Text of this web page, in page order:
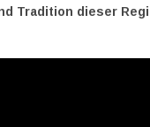
Tradition dieser